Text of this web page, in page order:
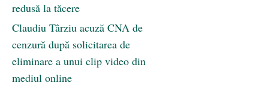
redusă la tăcere
Claudiu Târziu acuză CNA de
cenzură după solicitarea de
eliminare a unui clip video din
mediul online